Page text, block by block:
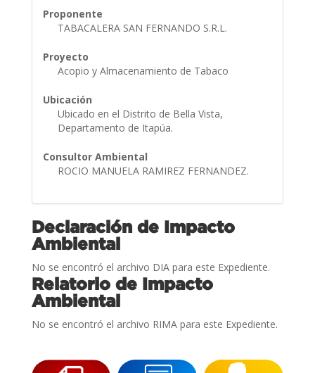
Proponente
TABACALERA SAN FERNANDO S.R.L.
Proyecto
Acopio y Almacenamiento de Tabaco
Ubicación
Ubicado en el Distrito de Bella Vista,
Departamento de Itapúa.
Consultor Ambiental
ROCIO MANUELA RAMIREZ FERNANDEZ.
Declaración de Impacto
Ambiental
No se encontró el archivo DIA para este Expediente.
Relatorio de Impacto
Ambiental
No se encontró el archivo RIMA para este Expediente.